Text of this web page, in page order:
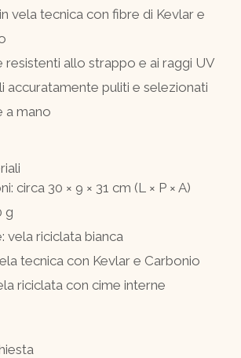
vela tecnica con fibre di Kevlar e
resistenti allo strappo e ai raggi UV
accuratamente puliti e selezionati
a mano
circa 30 × 9 × 31 cm (L × P × A)
g
vela riciclata bianca
tecnica con Kevlar e Carbonio
riciclata con cime interne